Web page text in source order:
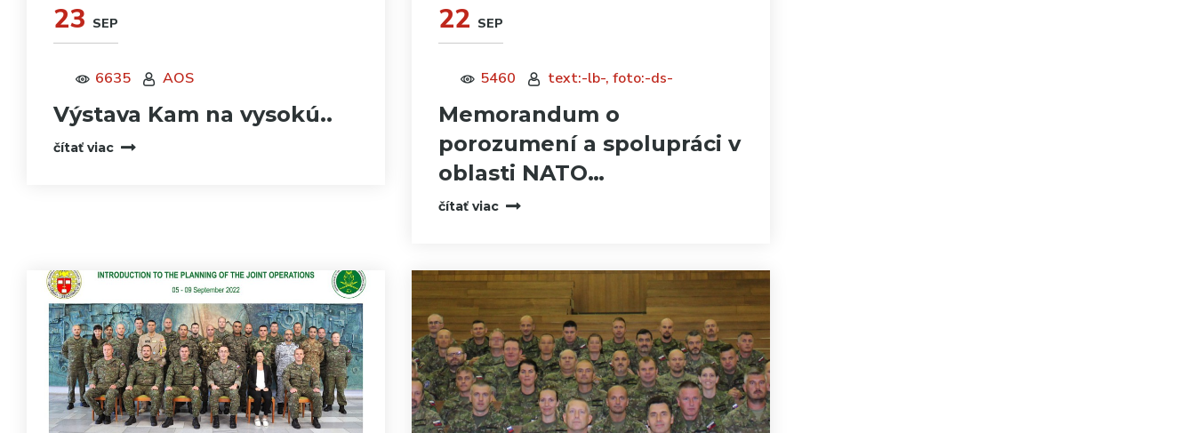
23 SEP
6635 AOS
Výstava Kam na vysokú..
čítať viac
22 SEP
5460 text:-lb-, foto:-ds-
Memorandum o
porozumení a spolupráci v
oblasti NATO…
čítať viac